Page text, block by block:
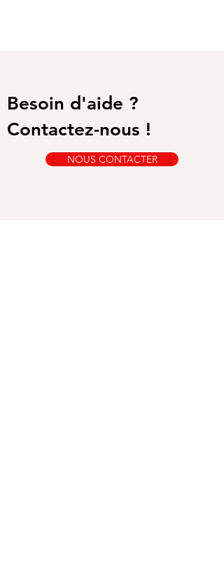
Besoin d'aide ?
Contactez-nous !
NOUS CONTACTER